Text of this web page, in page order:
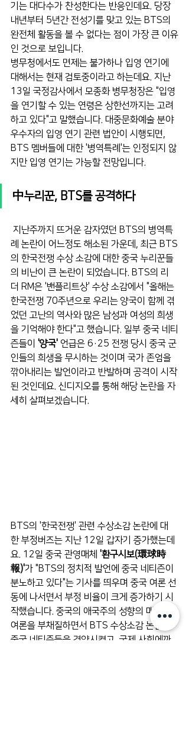
기는 대다수가 찬성한다는 반응인데요. 당장
내년부터 5년간 전성기를 맞고 있는 BTS의
완전체 활동을 볼 수 없다는 점이 가장 큰 이유
인 것으로 보입니다.
병무청에서도 면제는 불가하나 입영 연기에
대해서는 현재 검토중이라고 하는데요. 지난
13일 국정감사에서 모종화 병무청장은 "입영
을 연기할 수 있는 연령은 상한선까지는 고려
하고 있다"고 말했습니다. 대중문화예술 분야
우수자의 입영 연기 관련 법안이 시행되면,
BTS 멤버들에 대한 '병역특례'는 인정되지 않
지만 입영 연기는 가능할 전망입니다.
中누리꾼, BTS를 공격하다
례 논란이 어느정도 해소된 가운데, 최근 BTS
의 한국전쟁 수상 소감에 대한 중국 누리꾼들
의 비난이 큰 논란이 되었습니다. BTS의 리
더 RM은 '밴플리트상' 수상 소감에서 "올해는
한국전쟁 70주년으로 우리는 양국이 함께 겪
었던 고난의 역사와 많은 남성과 여성의 희생
을 기억해야 한다"고 했습니다. 일부 중국 네티
즌들이 '양국' 언급은 6·25 전쟁 당시 중국 군
인들의 희생을 무시하는 것이며 국가 존엄을
깎아내리는 발언이라고 반발하며 공격이 시작
된 것인데요. 신디지오를 통해 해당 논란을 자
세히 살펴보겠습니다.
BTS의 '한국전쟁' 관련 수상소감 논란에 대
한 부정버즈는 지난 12일 갑자기 증가했는데
요. 12일 중국 관영매체 '환구시보(環球時
報)'가 "BTS의 정치적 발언에 중국 네티즌이
분노하고 있다"는 기사를 띄우며 중국 여론 선
동에 나서면서 부정 비율이 크게 증가하기 시
작했습니다. 중국의 애국주의 성향의 매체가
여론을 부채질하면서 BTS 수상소감 논란은
중국 네티즌들을 격양시켰고, 국제 사회에까